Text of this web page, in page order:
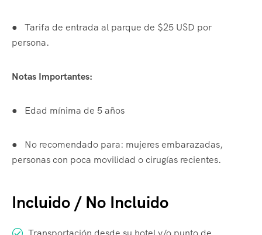
●
Tarifa de entrada al parque de $25 USD por
persona.
Notas Importantes:
● Edad mínima de 5 años
●
No recomendado para: mujeres embarazadas,
personas con poca movilidad o cirugías recientes.
Incluido / No Incluido